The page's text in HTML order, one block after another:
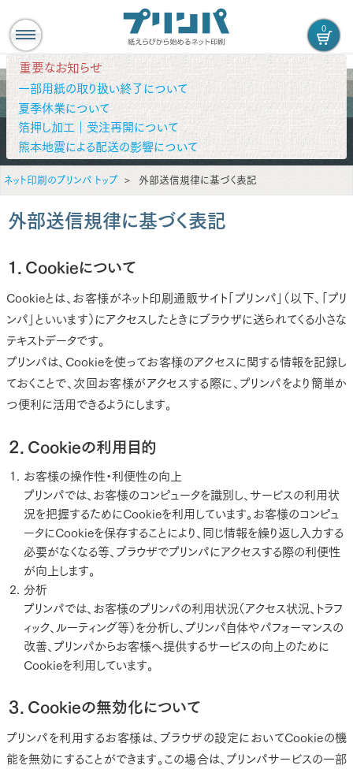
0
重要なお知らせ
一部用紙の取り扱い終了について
夏季休業について
箔押し加工｜受注再開について
熊本地震による配送の影響について
ネット印刷のプリンパ トップ 外部送信規律に基づく表記
外部送信規律に基づく表記
１．Cookieについて
Cookieとは、お客様がネット印刷通販サイト「プリンパ」（以下、「プリ
ンパ」といいます）にアクセスしたときにブラウザに送られてくる小さな
テキストデータです。
プリンパは、Cookieを使ってお客様のアクセスに関する情報を記録し
ておくことで、次回お客様がアクセスする際に、プリンパをより簡単か
つ便利に活用できるようにします。
２．Cookieの利用目的
お客様の操作性・利便性の向上
プリンパでは、お客様のコンピュータを識別し、サービスの利用状
況を把握するためにCookieを利用しています。お客様のコンピュ
ータにCookieを保存することにより、同じ情報を繰り返し入力する
必要がなくなる等、ブラウザでプリンパにアクセスする際の利便性
が向上します。
分析
プリンパでは、お客様のプリンパの利用状況（アクセス状況、トラフ
ィック、ルーティング等）を分析し、プリンパ自体やパフォーマンスの
改善、プリンパからお客様へ提供するサービスの向上のために
Cookieを利用しています。
３．Cookieの無効化について
プリンパを利用するお客様は、ブラウザの設定においてCookieの機
能を無効にすることができます。この場合は、プリンパサービスの一部